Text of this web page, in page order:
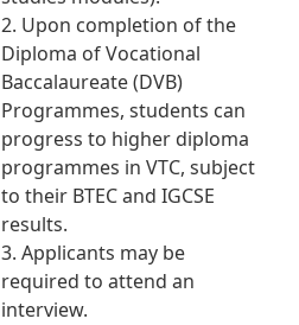
2. Upon completion of the
Diploma of Vocational
Baccalaureate (DVB)
Programmes, students can
progress to higher diploma
programmes in VTC, subject
to their BTEC and IGCSE
results.
3. Applicants may be
required to attend an
interview.